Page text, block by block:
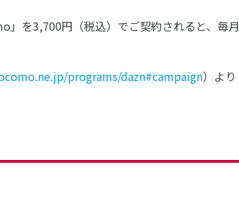
」を3,700円（税込）でご契約されると、毎月
programs/dazn#campaign）より